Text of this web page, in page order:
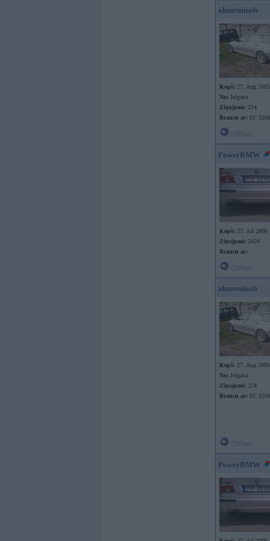
akmentinsh
Kopš: 27. Aug 2005
No: Jelgava
Ziņojumi: 224
Braucu ar: 01'
PowerBMW
Kopš: 27. Jul 2006
Ziņojumi: 5824
Braucu ar:
akmentinsh
Kopš: 27. Aug 2005
No: Jelgava
Ziņojumi: 224
Braucu ar: 01'
PowerBMW